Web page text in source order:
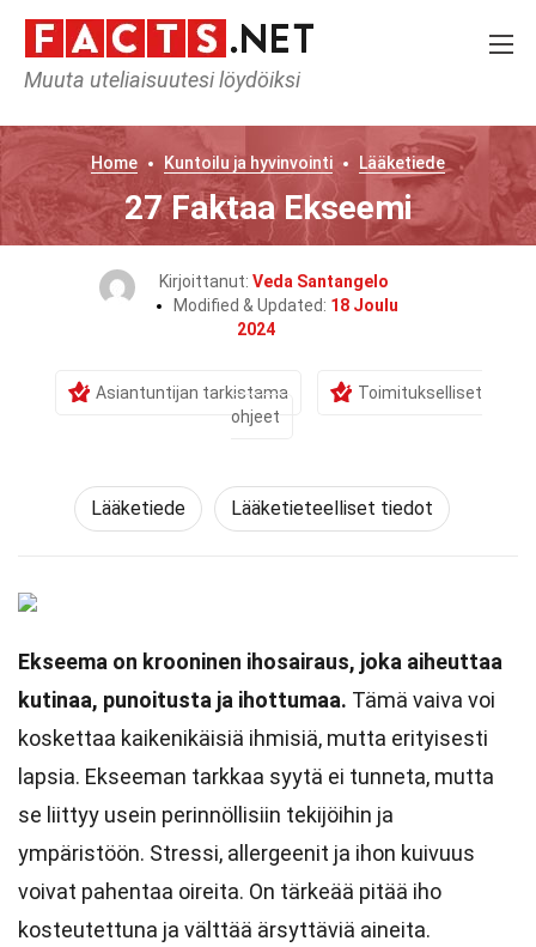
Muuta uteliaisuutesi löydöiksi
Home Kuntoilu ja hyvinvointi Lääketiede
27 Faktaa Ekseemi
Kirjoittanut: Veda Santangelo
Modified & Updated: 18 Joulu
2024
Asiantuntijan tarkistama
Toimitukselliset
ohjeet
Lääketiede Lääketieteelliset tiedot
Ekseema on krooninen ihosairaus, joka aiheuttaa
kutinaa, punoitusta ja ihottumaa. Tämä vaiva voi
koskettaa kaikenikäisiä ihmisiä, mutta erityisesti
lapsia. Ekseeman tarkkaa syytä ei tunneta, mutta
se liittyy usein perinnöllisiin tekijöihin ja
ympäristöön. Stressi, allergeenit ja ihon kuivuus
voivat pahentaa oireita. On tärkeää pitää iho
kosteutettuna ja välttää ärsyttäviä aineita.